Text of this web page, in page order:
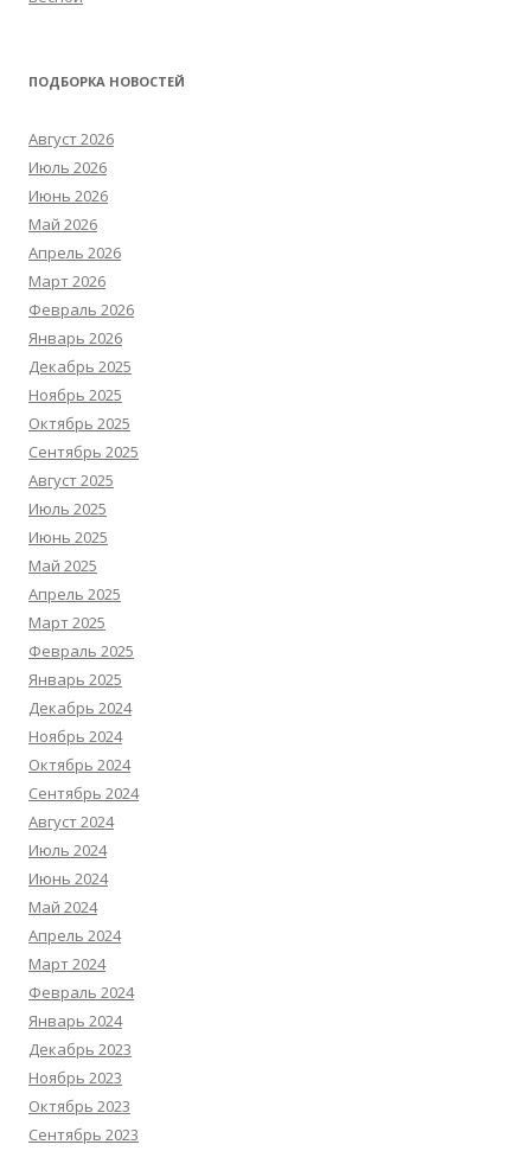
ПОДБОРКА НОВОСТЕЙ
Август 2026
Июль 2026
Июнь 2026
Май 2026
Апрель 2026
Март 2026
Февраль 2026
Январь 2026
Декабрь 2025
Ноябрь 2025
Октябрь 2025
Сентябрь 2025
Август 2025
Июль 2025
Июнь 2025
Май 2025
Апрель 2025
Март 2025
Февраль 2025
Январь 2025
Декабрь 2024
Ноябрь 2024
Октябрь 2024
Сентябрь 2024
Август 2024
Июль 2024
Июнь 2024
Май 2024
Апрель 2024
Март 2024
Февраль 2024
Январь 2024
Декабрь 2023
Ноябрь 2023
Октябрь 2023
Сентябрь 2023